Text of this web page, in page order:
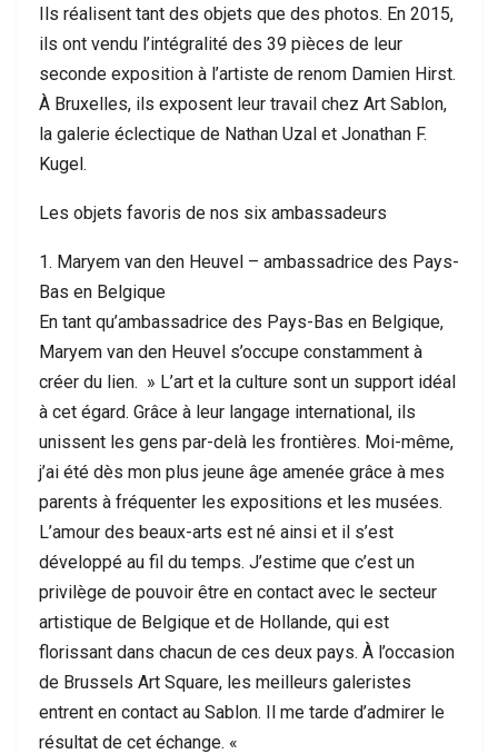
Ils réalisent tant des objets que des photos. En 2015,
ils ont vendu l’intégralité des 39 pièces de leur
seconde exposition à l’artiste de renom Damien Hirst.
À Bruxelles, ils exposent leur travail chez Art Sablon,
la galerie éclectique de Nathan Uzal et Jonathan F.
Kugel.
Les objets favoris de nos six ambassadeurs
1. Maryem van den Heuvel – ambassadrice des Pays-
Bas en Belgique
En tant qu’ambassadrice des Pays-Bas en Belgique,
Maryem van den Heuvel s’occupe constamment à
créer du lien. » L’art et la culture sont un support idéal
à cet égard. Grâce à leur langage international, ils
unissent les gens par-delà les frontières. Moi-même,
j’ai été dès mon plus jeune âge amenée grâce à mes
parents à fréquenter les expositions et les musées.
L’amour des beaux-arts est né ainsi et il s’est
développé au fil du temps. J’estime que c’est un
privilège de pouvoir être en contact avec le secteur
artistique de Belgique et de Hollande, qui est
florissant dans chacun de ces deux pays. À l’occasion
de Brussels Art Square, les meilleurs galeristes
entrent en contact au Sablon. Il me tarde d’admirer le
résultat de cet échange. «